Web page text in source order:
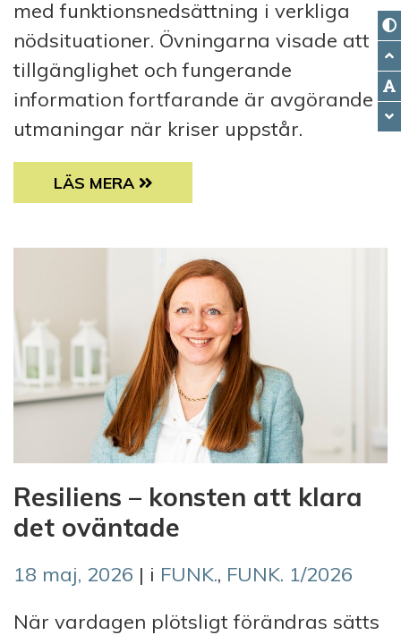
med funktionsnedsättning i verkliga
nödsituationer. Övningarna visade att
tillgänglighet och fungerande
information fortfarande är avgörande
utmaningar när kriser uppstår.
ALLA SKA KUNNA RÄDDAS
LÄS MERA
Resiliens – konsten att klara
det oväntade
18 maj, 2026 | i FUNK., FUNK. 1/2026
När vardagen plötsligt förändras sätts